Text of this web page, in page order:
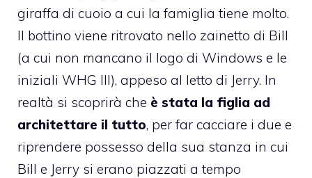
giraffa di cuoio a cui la famiglia tiene molto.
Il bottino viene ritrovato nello zainetto di Bill
(a cui non mancano il logo di Windows e le
iniziali WHG III), appeso al letto di Jerry. In
realtà si scoprirà che è stata la figlia ad
architettare il tutto, per far cacciare i due e
riprendere possesso della sua stanza in cui
Bill e Jerry si erano piazzati a tempo